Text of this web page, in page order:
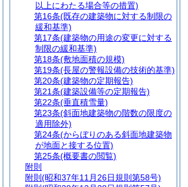
以上にわたる場合等の措置)
第16条(既存の建築物に対する制限の
緩和基準)
第17条(建築物の用途の変更に対する
制限の緩和基準)
第18条(敷地面積の規模)
第19条(長屋の警報設備の技術的基準)
第20条(建築物の定期報告)
第21条(建築設備等の定期報告)
第22条(垂直積雪量)
第23条(斜面地建築物の階数の限度の
適用除外)
第24条(からぼりのある斜面地建築物
が地面と接する位置)
第25条(概要書の閲覧)
附則
附則 (昭和37年11月26日規則第58号)